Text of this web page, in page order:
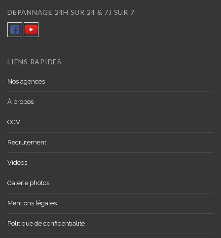
DEPANNAGE 24H SUR 24 & 7J SUR 7
LIENS RAPIDES
Nos agences
À propos
CGV
Recrutement
Vidéos
Galerie photos
Mentions légales
Politique de confidentialité